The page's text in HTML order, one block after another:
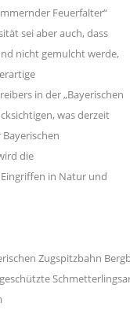
Feuerfalter“
sei aber auch, dass
nicht gemulcht werde,
in der „Bayerischen
was derzeit
die
in Natur und
Zugspitzbahn